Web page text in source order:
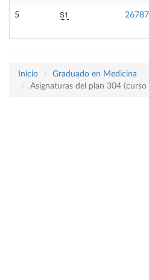
5 S1 26787
Inicio
Graduado en Medicina
Asignaturas del plan 304